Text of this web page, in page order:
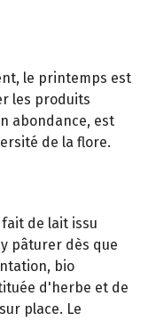
le printemps est
les produits
abondance, est
de la flore.
de lait issu
pâturer dès que
bio
d'herbe et de
place. Le